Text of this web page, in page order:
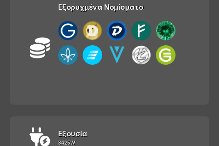
Εξορυχμένα Νομίσματα
Εξουσία
3425W